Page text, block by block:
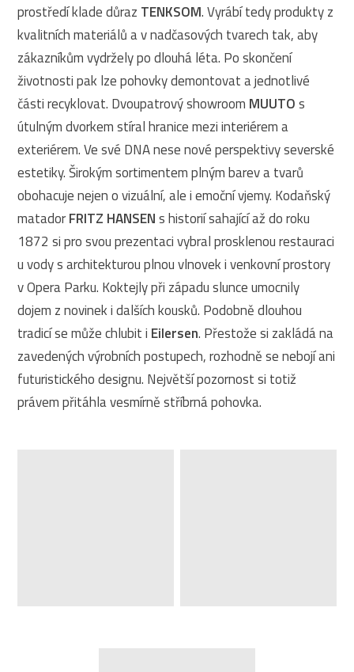
prostředí klade důraz TENKSOM. Vyrábí tedy produkty z
kvalitních materiálů a v nadčasových tvarech tak, aby
zákazníkům vydržely po dlouhá léta. Po skončení
životnosti pak lze pohovky demontovat a jednotlivé
části recyklovat. Dvoupatrový showroom MUUTOs
útulným dvorkem stíral hranice mezi interiérem a
exteriérem. Ve své DNA nese nové perspektivy severské
estetiky. Širokým sortimentem plným barev a tvarů
obohacuje nejen o vizuální, ale i emoční vjemy. Kodaňský
matadorFRITZ HANSENs historií sahající až do roku
1872 si pro svou prezentaci vybral prosklenou restauraci
u vody s architekturou plnou vlnovek i venkovní prostory
v Opera Parku. Koktejly při západu slunce umocnily
dojem z novinek i dalších kousků. Podobně dlouhou
tradicí se může chlubit i Eilersen. Přestože si zakládá na
zavedených výrobních postupech, rozhodně se nebojí ani
futuristického designu. Největší pozornost si totiž
právem přitáhla vesmírně stříbrná pohovka.